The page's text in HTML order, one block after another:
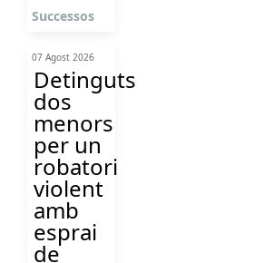
Successos
07 Agost 2026
Detinguts
dos
menors
per un
robatori
violent
amb
esprai
de